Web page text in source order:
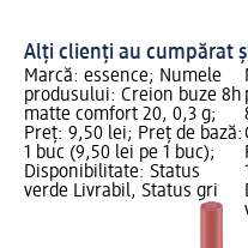
Alți clienți au cumpărat
Marcă: essence; Numele
produsului: Creion buze 8h
matte comfort 20, 0,3 g;
Preț: 9,50 lei; Preț de bază:
1 buc (9,50 lei pe 1 buc);
Disponibilitate: Status
verde Livrabil, Status gri